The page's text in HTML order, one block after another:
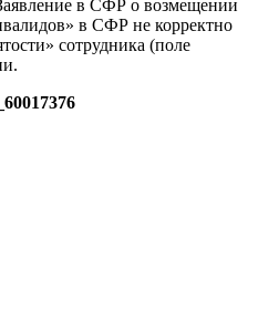
в СФР о возмещении
в СФР не корректно
сотрудника (поле